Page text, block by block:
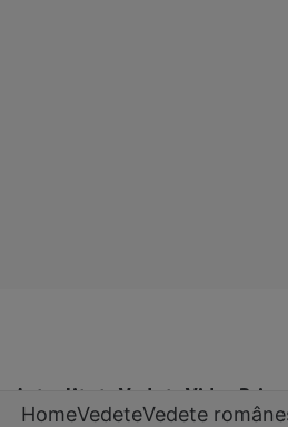
Actualitate Vedete Video
HomeVedeteVedete